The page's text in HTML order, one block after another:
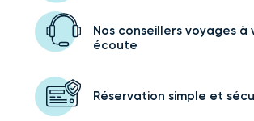
Nos conseillers voyagesà
écoute
Réservation simple et